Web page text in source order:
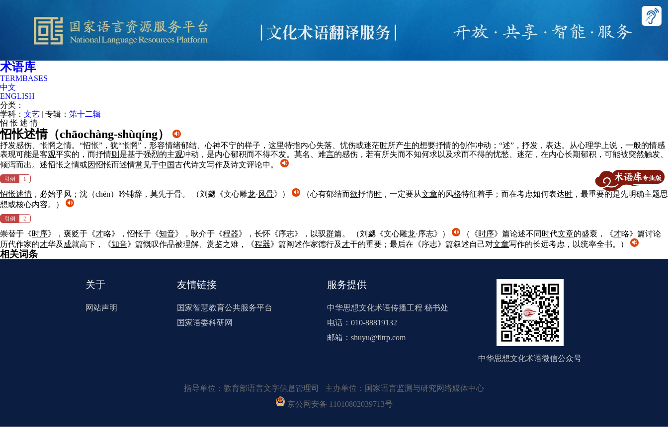
术语库
TERMBASES
中文
ENGLISH
分类：
学科： 文艺 | 专辑： 第十二辑
怊怅 述情
怊怅述情（chāochàng-shùqíng）
抒发感伤、怅惘之情。“怊怅”，犹“怅惘”，形容情绪郁结、心神不宁的样子，这里特指内心失落、忧伤或迷茫时所产生的想要抒情的创作冲动；“述”，抒发，表达。从心理学上说，一般的情感
表现可能是客观平实的，而抒情则 是基于强烈的主观冲动，是内心郁积而不得不发。莫名、难言的感伤，若有所失而不知何求以及求而不得的忧愁、迷茫，在内心长期郁积，可能被突然触发、
倾泻而出。述怊怅之情或因怊怅而述情常 见于中国古代诗文写作及诗文评论中。
引例 1
怊怅述情 ，必始乎风；沈（chén）吟铺辞，莫先于骨。 （刘勰《文心雕龙·风骨》） （心有郁结而欲抒情时 ，一定要从文章的风格特征着手；而在考虑如何表达时 ，最重要的是先明确主题思
想或核心内容。）
引例 2
崇替于《时序》，褒贬于《才略》，怊怅于《知音》，耿介于《程器》，长怀《序志》，以驭群篇。 （刘勰《文心雕龙·序志》） （《时序》篇论述不同 时代文章的盛衰，《才略》篇讨论
历代作家的才华及 成就高下，《知音》篇慨叹作品被理解、赏鉴之难，《程器》篇阐述作家德行及 才干的重要；最后在《序志》篇叙述自己对文章写作的长远考虑，以统率全书。）
相关词条
关于
网站声明
友情链接
国家智慧教育公共服务平台
国家语委科研网
服务提供
中华思想文化术语传播工程 秘书处
电话：010-88819132
邮箱：shuyu@fltrp.com
中华思想文化术语微信公众号
指导单位：教育部语言文字信息管理司 主办单位：国家语言监测与研究网络媒体中心
京公网安备 11010802039713号